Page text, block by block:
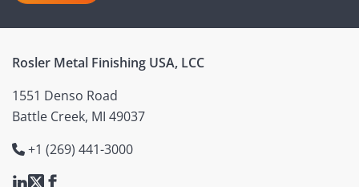
Rosler Metal Finishing USA, LCC
1551 Denso Road
Battle Creek, MI 49037
+1 (269) 441-3000